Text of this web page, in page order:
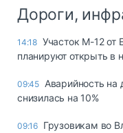
Дороги,
14:18 Участок М-12 от
планируют открыть в
09:45 Аварийность на
снизилась на 10%
09:16 Грузовикам во